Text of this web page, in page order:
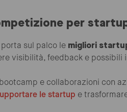
per
porta sul palco le migliori
visibilità, feedback e possibili
e collaborazioni con
le startup e